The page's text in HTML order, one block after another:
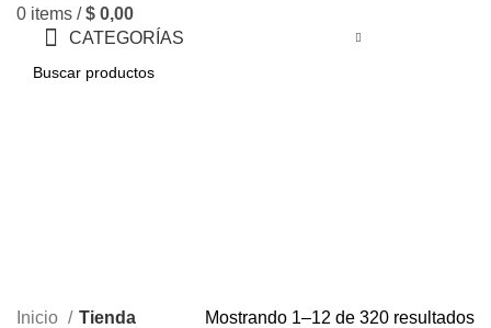
0 items / $ 0,00
CATEGORÍAS
Inicio Tienda Mostrando 1–12 de 320 resultados